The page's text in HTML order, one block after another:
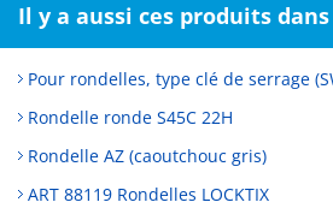
Il y a aussi ces produits
Pour rondelles, type clé de serrage
Rondelle ronde S45C 22H
Rondelle AZ (caoutchouc gris)
ART 88119 Rondelles LOCKTIX